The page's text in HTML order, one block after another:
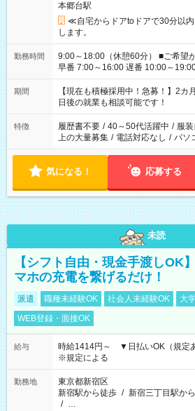
本郷台駅
≪自宅からドアtoドアで30分以
します。
勤務時間
9:00～18:00（休憩60分） ■ご希望があれば下記シフトもOK！
早番 7:00～16:00 遅番 10:00～19:00 「家族と休みを合わせ
い」 「余裕を持って夕飯の準備が
たくない」 など、ご希望を教えてくださいね
の方へ 今ご覧のお仕事で希望する
の勤務時間。 合計で週40時間を超
期間
【現在も積極採用中！急募！】2
日後の就業も相談可能です！
特徴 履歴書不要 / 40～50代活躍中 / 服
上の大量募集 / 電話対応なし / パソ
気になる！ 応募する
未読
【シフト自由・現金手渡しOK
マホの充電を繋げるだけ！
派遣 職種未経験OK 社会人未経験OK 大
WEB登録・面接OK
給与
時給1414円～ ▼日払いOK（規定
※規定による
勤務地
東京都新宿区
新宿駅から徒歩 / 新宿三丁目駅か
/ …